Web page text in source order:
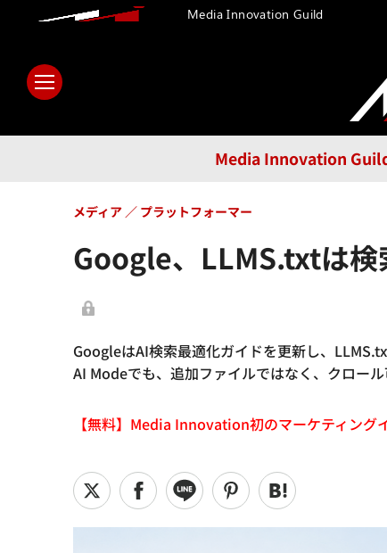
Media Innovation
メディア テクノ
Google、LLMS.txtは
GoogleはAI検索最適化ガイドを更新し、
AI Modeでも、追加ファイルではなく、クロー
メディア プラットフォーマー
【無料】Media Innovation初のマーケティン
Media Innovation Guild